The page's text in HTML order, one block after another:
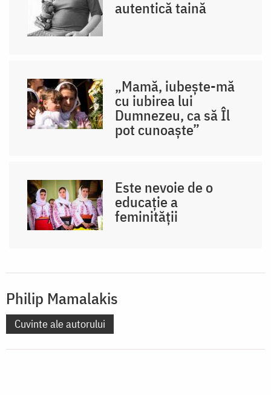
autentică taină
„Mamă, iubește-mă
cu iubirea lui
Dumnezeu, ca să Îl
pot cunoaște”
Este nevoie de o
educație a
feminității
Philip Mamalakis
Cuvinte ale autorului